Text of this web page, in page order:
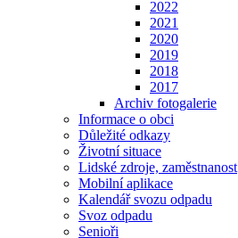
2022
2021
2020
2019
2018
2017
Archiv fotogalerie
Informace o obci
Důležité odkazy
Životní situace
Lidské zdroje, zaměstnanost
Mobilní aplikace
Kalendář svozu odpadu
Svoz odpadu
Senioři